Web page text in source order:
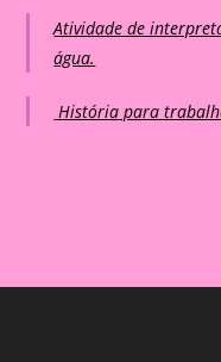
Atividade de
água.
História para